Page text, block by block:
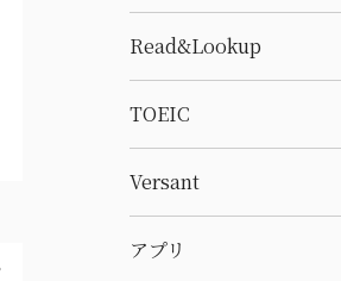
Read&Lookup
TOEIC
Versant
アプリ